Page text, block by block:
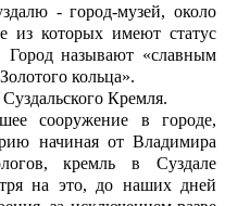
- город-музей, около
из которых имеют статус
называют «славным
кольца».
Кремля.
сооружение в городе,
начиная от Владимира
кремль в Суздале
на это, до наших дней